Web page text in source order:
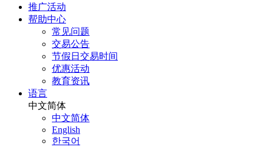
推广活动
帮助中心
常见问题
交易公告
节假日交易时间
优惠活动
教育资讯
语言
中文简体
中文简体
English
한국어